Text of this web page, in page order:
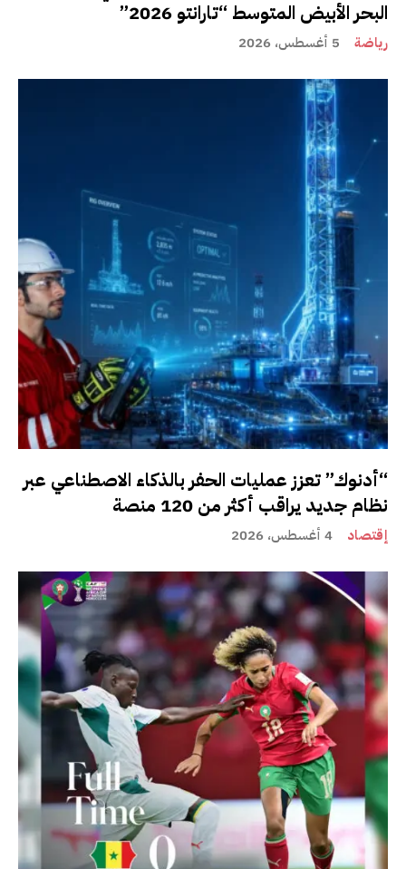
البحر الأبيض المتوسط “تارانتو 2026”
رياضة 5 أغسطس، 2026
“أدنوك” تعزز عمليات الحفر بالذكاء الاصطناعي عبر
نظام جديد يراقب أكثر من 120 منصة
إقتصاد 4 أغسطس، 2026